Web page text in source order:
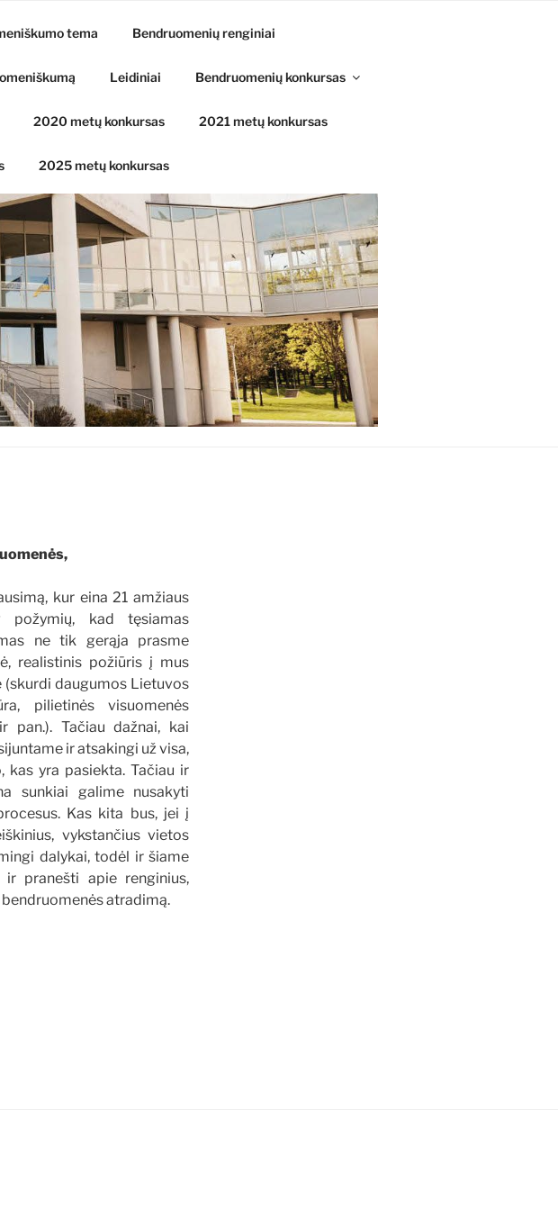
tema Bendruomenių renginiai
Leidiniai Bendruomenių konkursas
2020 metų konkursas 2021 metų konkursas
2025 metų konkursas
kur eina 21 amžiaus
požymių, kad tęsiamas
ne tik gerąja prasme
realistinis požiūris į mus
(skurdi daugumos Lietuvos
pilietinės visuomenės
pan.). Tačiau dažnai, kai
ir atsakingi už visa,
kas yra pasiekta. Tačiau ir
sunkiai galime nusakyti
Kas kita bus, jei į
vykstančius vietos
dalykai, todėl ir šiame
pranešti apie renginius,
atradimą.